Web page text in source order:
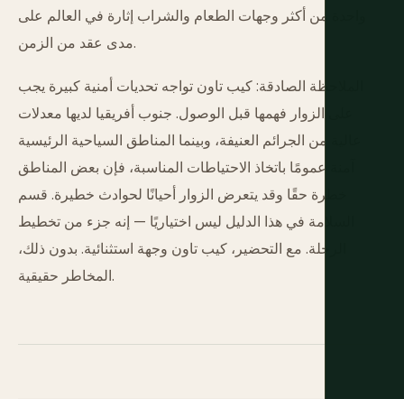
واحدة من أكثر وجهات الطعام والشراب إثارة في العالم على
مدى عقد من الزمن.
الملاحظة الصادقة: كيب تاون تواجه تحديات أمنية كبيرة يجب
على الزوار فهمها قبل الوصول. جنوب أفريقيا لديها معدلات
عالية من الجرائم العنيفة، وبينما المناطق السياحية الرئيسية
آمنة عمومًا باتخاذ الاحتياطات المناسبة، فإن بعض المناطق
خطرة حقًا وقد يتعرض الزوار أحيانًا لحوادث خطيرة. قسم
السلامة في هذا الدليل ليس اختياريًا — إنه جزء من تخطيط
الرحلة. مع التحضير، كيب تاون وجهة استثنائية. بدون ذلك،
المخاطر حقيقية.